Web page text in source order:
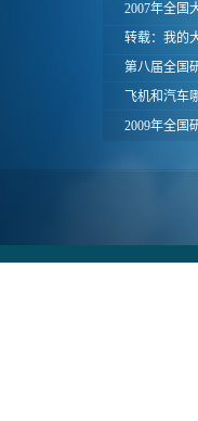
2007年全国
面
转载：我的
第八届全国
告
飞机和汽车
2009年全国